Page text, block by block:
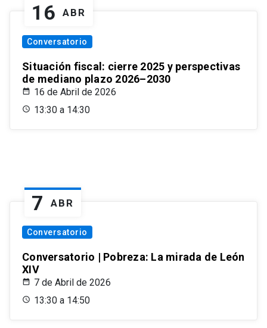
16 ABR
Conversatorio
Situación fiscal: cierre 2025 y perspectivas
de mediano plazo 2026–2030
16 de Abril de 2026
13:30 a 14:30
7 ABR
Conversatorio
Conversatorio | Pobreza: La mirada de León
XIV
7 de Abril de 2026
13:30 a 14:50